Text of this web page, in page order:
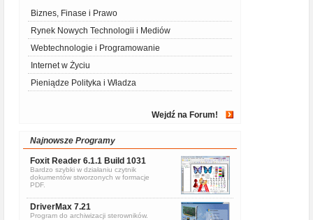
Biznes, Finase i Prawo
Rynek Nowych Technologii i Mediów
Webtechnologie i Programowanie
Internet w Życiu
Pieniądze Polityka i Władza
Wejdź na Forum!
Najnowsze Programy
Foxit Reader 6.1.1 Build 1031
Bardzo szybki w działaniu czytnik
dokumentów stworzonych w formacje
PDF.
DriverMax 7.21
Program do archiwizacji sterowników.